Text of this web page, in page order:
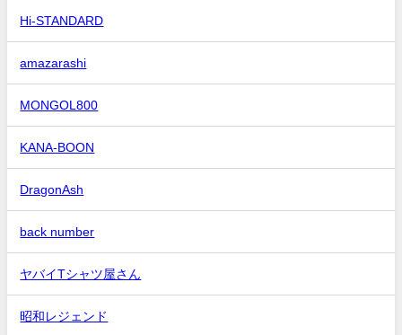
Hi-STANDARD
amazarashi
MONGOL800
KANA-BOON
DragonAsh
back number
ヤバイTシャツ屋さん
昭和レジェンド